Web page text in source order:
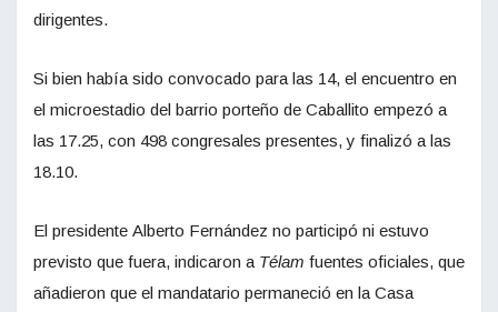
dirigentes.
Si bien había sido convocado para las 14, el encuentro en
el microestadio del barrio porteño de Caballito empezó a
las 17.25, con 498 congresales presentes, y finalizó a las
18.10.
El presidente Alberto Fernández no participó ni estuvo
previsto que fuera, indicaron a Télam fuentes oficiales, que
añadieron que el mandatario permaneció en la Casa